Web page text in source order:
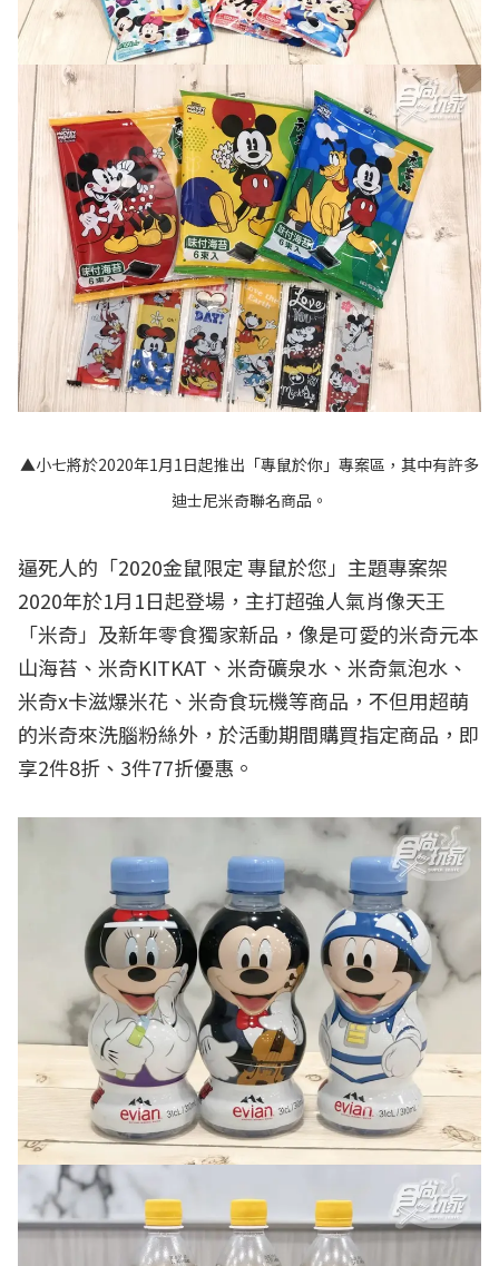
▲小七將於2020年1月1日起推出「專鼠於你」專案區，其中有許多
迪士尼米奇聯名商品。
逼死人的「2020金鼠限定 專鼠於您」主題專案架
2020年於1月1日起登場，主打超強人氣肖像天王
「米奇」及新年零食獨家新品，像是可愛的米奇元本
山海苔、米奇KITKAT、米奇礦泉水、米奇氣泡水、
米奇x卡滋爆米花、米奇食玩機等商品，不但用超萌
的米奇來洗腦粉絲外，於活動期間購買指定商品，即
享2件8折、3件77折優惠。